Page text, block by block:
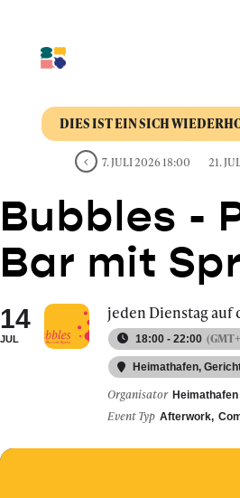
DIES IST EIN SICH
7. JULI 2026 18:00 21.
Bubbles -
Bar mit
14
JUL
jeden Dienstag auf
18:00 - 22:00
Heimathafen,
Organisator
Event Typ Afterwork,